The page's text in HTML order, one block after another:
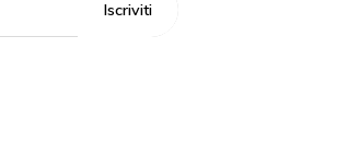
Iscriviti